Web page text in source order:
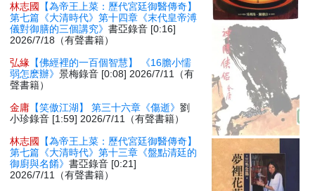
林志國
【為帝王上菜：歷代宮廷御醫傳奇】
第七篇《大清時代》第十四章《末代皇帝溥
儀對御膳的三個講究》書亞錄音 [0:16]
2026/7/18（有聲書籍）
弘緣 【佛經裡的一百個智慧】 《16膽小懦
弱怎麽辦》景梅錄音 [0:08] 2026/7/11（有
聲書籍）
金庸 【笑傲江湖】 第三十六章《傷逝》劉
小珍錄音 [1:59] 2026/7/11（有聲書籍）
林志國
【為帝王上菜：歷代宮廷御醫傳奇】
第七篇《大清時代》第十三章《盤點清廷的
御廚與名餚》書亞錄音 [0:21]
2026/7/11（有聲書籍）